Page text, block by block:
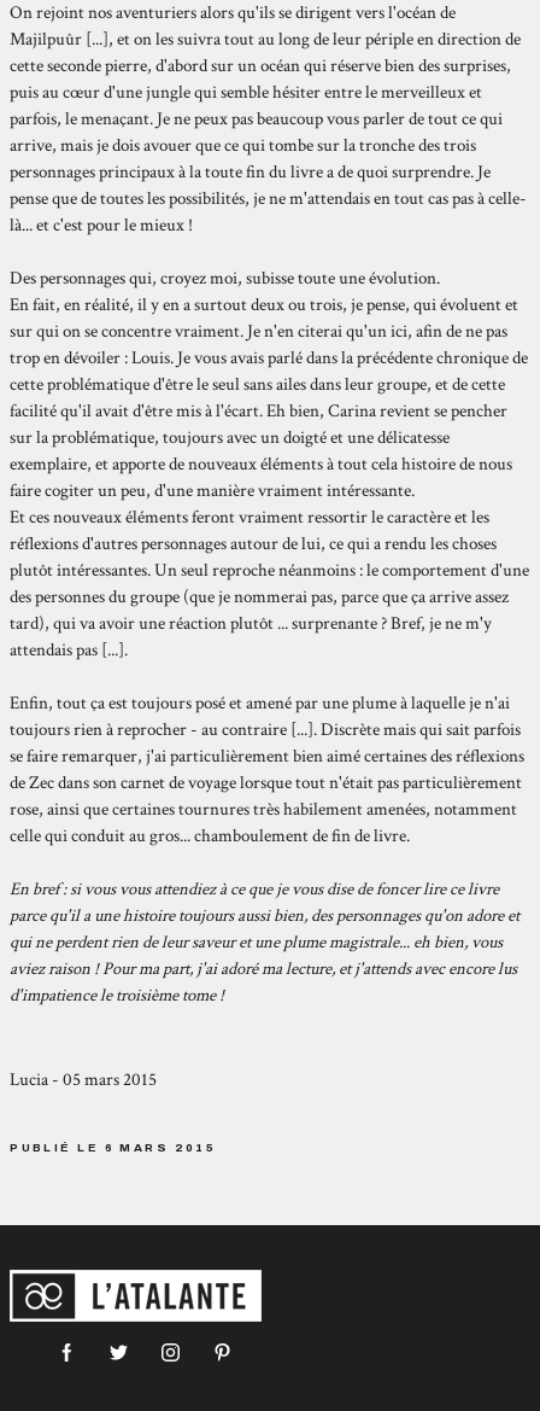
On rejoint nos aventuriers alors qu'ils se dirigent vers l'océan de
Majilpuûr [...], et on les suivra tout au long de leur périple en direction de
cette seconde pierre, d'abord sur un océan qui réserve bien des surprises,
puis au cœur d'une jungle qui semble hésiter entre le merveilleux et
parfois, le menaçant. Je ne peux pas beaucoup vous parler de tout ce qui
arrive, mais je dois avouer que ce qui tombe sur la tronche des trois
personnages principaux à la toute fin du livre a de quoi surprendre. Je
pense que de toutes les possibilités, je ne m'attendais en tout cas pas à celle-
là... et c'est pour le mieux !
Des personnages qui, croyez moi, subisse toute une évolution.
En fait, en réalité, il y en a surtout deux ou trois, je pense, qui évoluent et
sur qui on se concentre vraiment. Je n'en citerai qu'un ici, afin de ne pas
trop en dévoiler : Louis. Je vous avais parlé dans la précédente chronique de
cette problématique d'être le seul sans ailes dans leur groupe, et de cette
facilité qu'il avait d'être mis à l'écart. Eh bien, Carina revient se pencher
sur la problématique, toujours avec un doigté et une délicatesse
exemplaire, et apporte de nouveaux éléments à tout cela histoire de nous
faire cogiter un peu, d'une manière vraiment intéressante.
Et ces nouveaux éléments feront vraiment ressortir le caractère et les
réflexions d'autres personnages autour de lui, ce qui a rendu les choses
plutôt intéressantes. Un seul reproche néanmoins : le comportement d'une
des personnes du groupe (que je nommerai pas, parce que ça arrive assez
tard), qui va avoir une réaction plutôt ... surprenante ? Bref, je ne m'y
attendais pas [...].
Enfin, tout ça est toujours posé et amené par une plume à laquelle je n'ai
toujours rien à reprocher - au contraire [...]. Discrète mais qui sait parfois
se faire remarquer, j'ai particulièrement bien aimé certaines des réflexions
de Zec dans son carnet de voyage lorsque tout n'était pas particulièrement
rose, ainsi que certaines tournures très habilement amenées, notamment
celle qui conduit au gros... chamboulement de fin de livre.
En bref : si vous vous attendiez à ce que je vous dise de foncer lire ce livre
parce qu'il a une histoire toujours aussi bien, des personnages qu'on adore et
qui ne perdent rien de leur saveur et une plume magistrale... eh bien, vous
aviez raison ! Pour ma part, j'ai adoré ma lecture, et j'attends avec encore lus
d'impatience le troisième tome !
Lucia - 05 mars 2015
PUBLIÉ LE 6 MARS 2015